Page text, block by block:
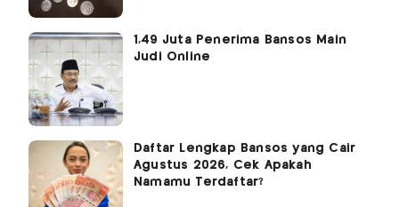
1,49 Juta Penerima Bansos Main
Judi Online
Daftar Lengkap Bansos yang Cair
Agustus 2026, Cek Apakah
Namamu Terdaftar?